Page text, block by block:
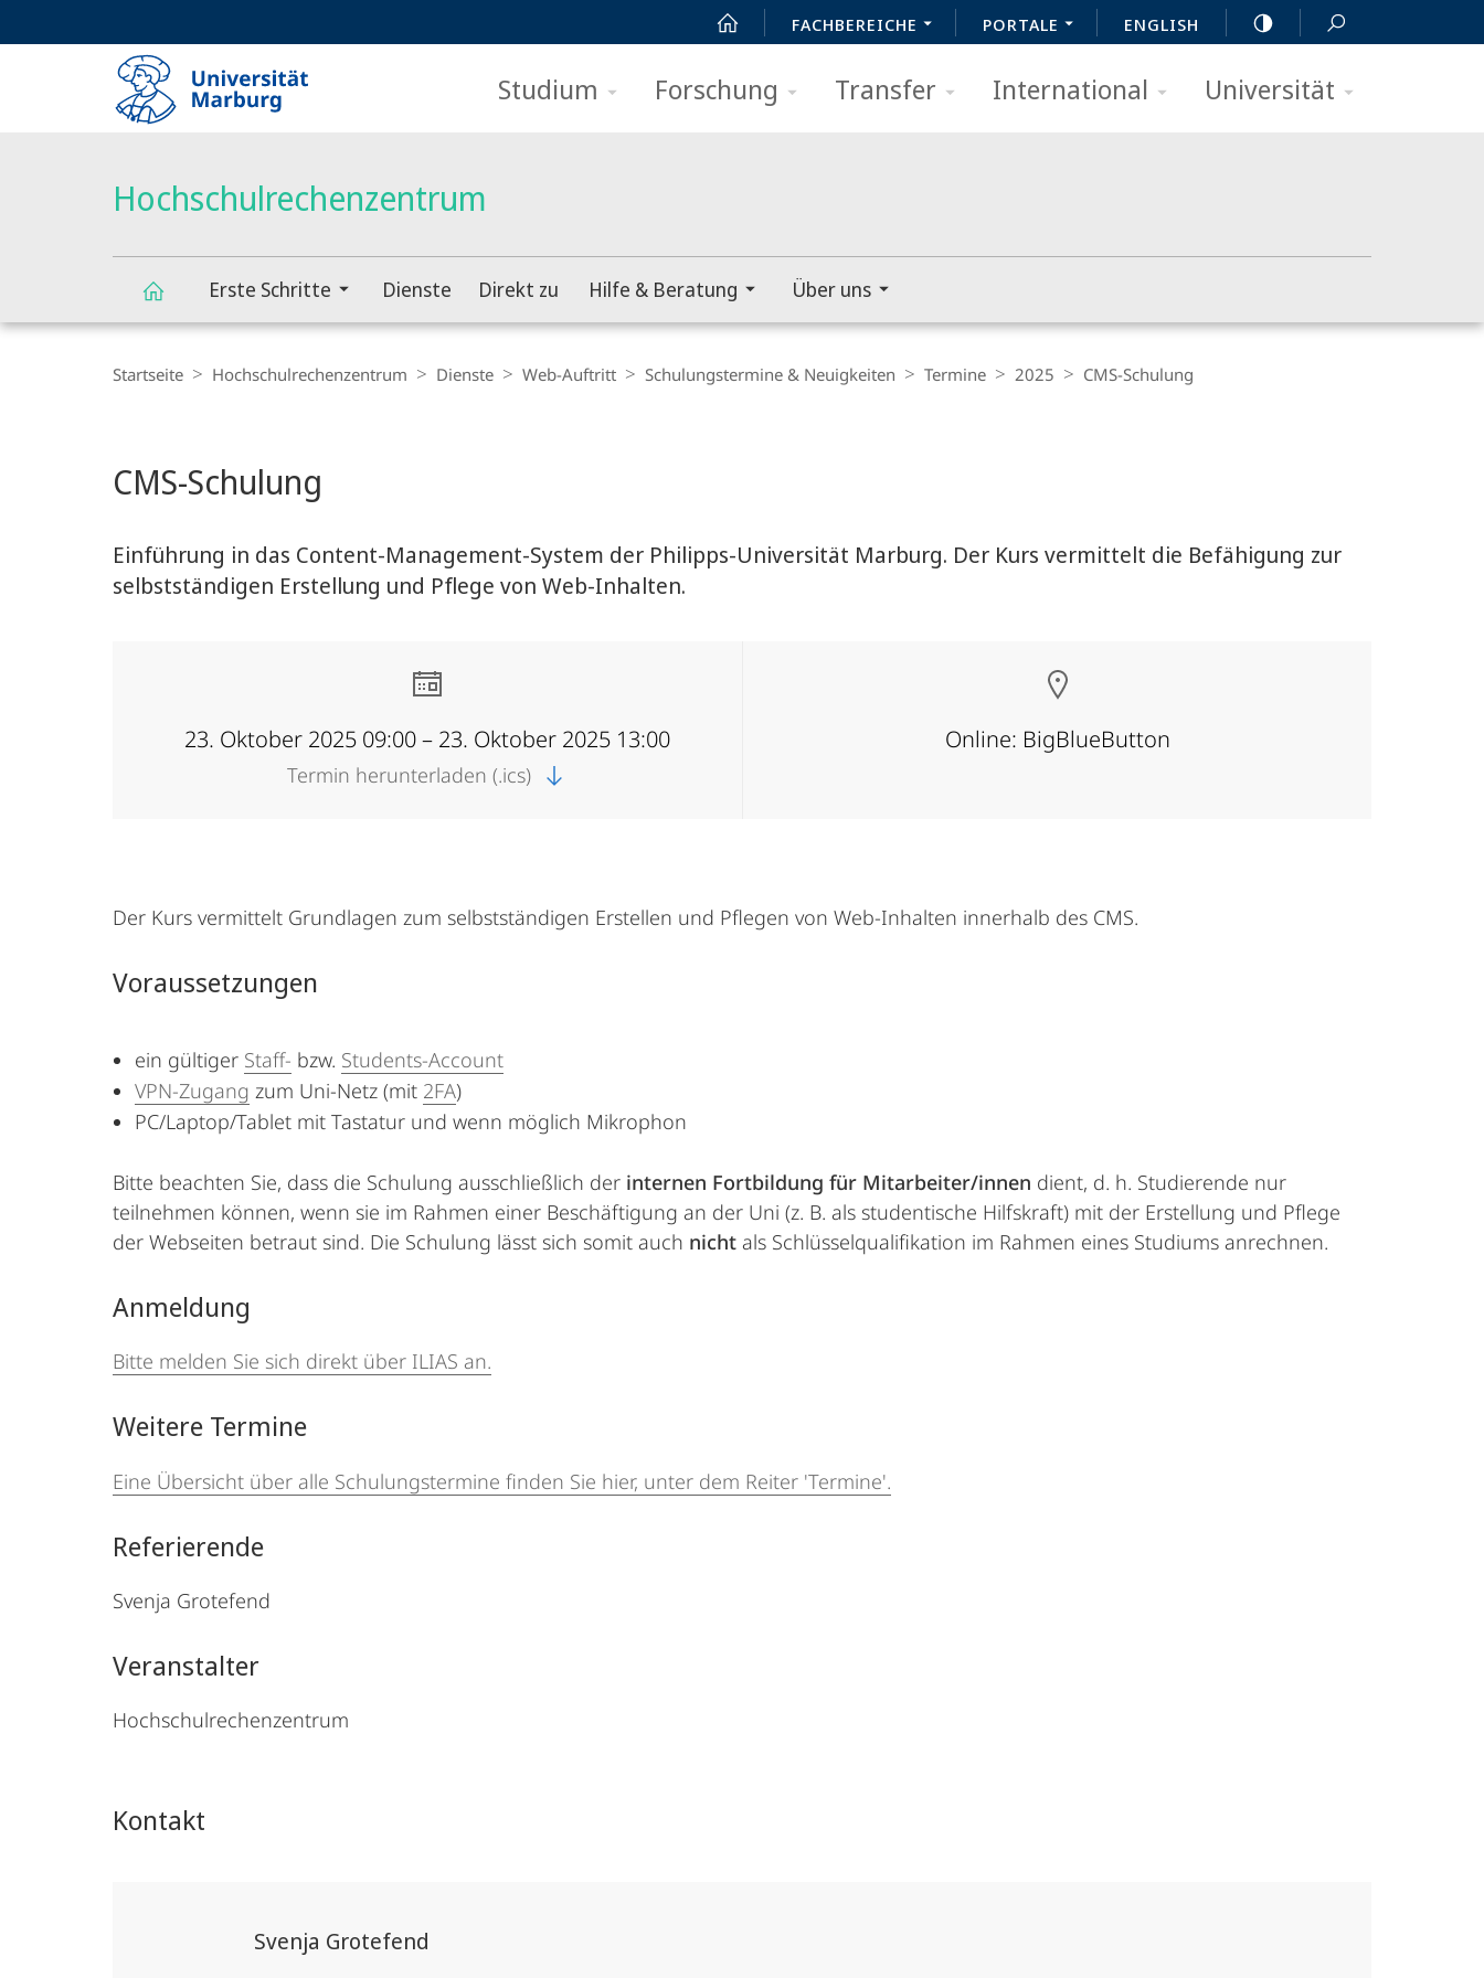
FACHBEREICHE PORTALE ENGLISH
Studium Forschung Transfer International Universität
Hochschulrechenzentrum
Erste Schritte Dienste Direkt zu Hilfe & Beratung Über uns
Navigation
Startseite Hochschulrechenzentrum Dienste Web-Auftritt Schulungstermine & Neuigkeiten Termine 2025 CMS-Schulung
CMS-Schulung
Einführung in das Content-Management-System der Philipps-Universität Marburg. Der Kurs vermittelt die Befähigung zur
selbstständigen Erstellung und Pflege von Web-Inhalten.
23. Oktober 2025 09:00 – 23. Oktober 2025 13:00
Termin herunterladen (.ics)
Online: BigBlueButton
Der Kurs vermittelt Grundlagen zum selbstständigen Erstellen und Pflegen von Web-Inhalten innerhalb des CMS.
Voraussetzungen
ein gültiger Staff- bzw. Students-Account
VPN-Zugang zum Uni-Netz (mit 2FA)
PC/Laptop/Tablet mit Tastatur und wenn möglich Mikrophon
Bitte beachten Sie, dass die Schulung ausschließlich der internen Fortbildung für Mitarbeiter/innen dient, d. h. Studierende nur
teilnehmen können, wenn sie im Rahmen einer Beschäftigung an der Uni (z. B. als studentische Hilfskraft) mit der Erstellung und Pflege
der Webseiten betraut sind. Die Schulung lässt sich somit auch nicht als Schlüsselqualifikation im Rahmen eines Studiums anrechnen.
Anmeldung
Bitte melden Sie sich direkt über ILIAS an.
Weitere Termine
Eine Übersicht über alle Schulungstermine finden Sie hier, unter dem Reiter 'Termine'.
Referierende
Svenja Grotefend
Veranstalter
Hochschulrechenzentrum
Kontakt
Svenja Grotefend